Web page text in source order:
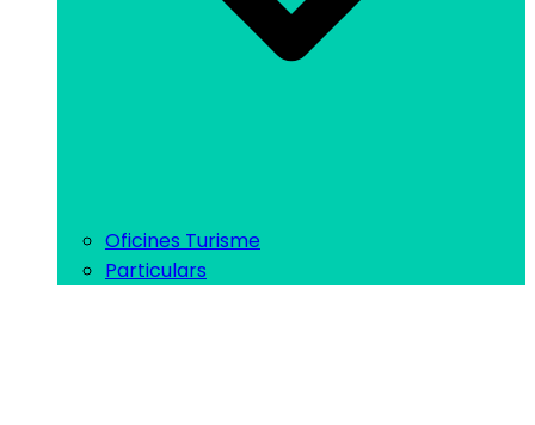
Oficines Turisme
Particulars